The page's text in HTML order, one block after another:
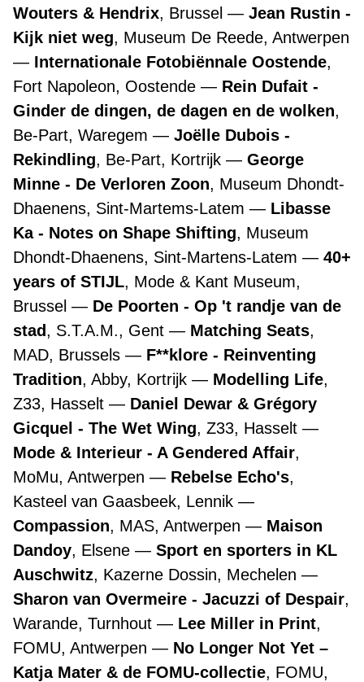
Wouters & Hendrix, Brussel
Jean Rustin -
Kijk niet weg, Museum De Reede, Antwerpen
Internationale Fotobiënnale Oostende,
Fort Napoleon, Oostende
Rein Dufait -
Ginder de dingen, de dagen en de wolken,
Be-Part, Waregem
Joëlle Dubois -
Rekindling, Be-Part, Kortrijk
George
Minne - De Verloren Zoon, Museum Dhondt-
Dhaenens, Sint-Martems-Latem
Libasse
Ka - Notes on Shape Shifting, Museum
Dhondt-Dhaenens, Sint-Martens-Latem
40+
years of STIJL, Mode & Kant Museum,
Brussel
De Poorten - Op 't randje van de
stad, S.T.A.M., Gent Matching Seats,
MAD, Brussels
F**klore - Reinventing
Tradition, Abby, Kortrijk Modelling Life,
Z33, Hasselt
Daniel Dewar & Grégory
Gicquel - The Wet Wing, Z33, Hasselt
Mode & Interieur - A Gendered Affair,
MoMu, Antwerpen
Rebelse Echo's,
Kasteel van Gaasbeek, Lennik
Compassion, MAS, Antwerpen
Maison
Dandoy, Elsene
Sport en sporters in KL
Auschwitz, Kazerne Dossin, Mechelen
Sharon van Overmeire - Jacuzzi of Despair,
Warande, Turnhout
Lee Miller in Print,
FOMU, Antwerpen
No Longer Not Yet –
Katja Mater & de FOMU-collectie, FOMU,